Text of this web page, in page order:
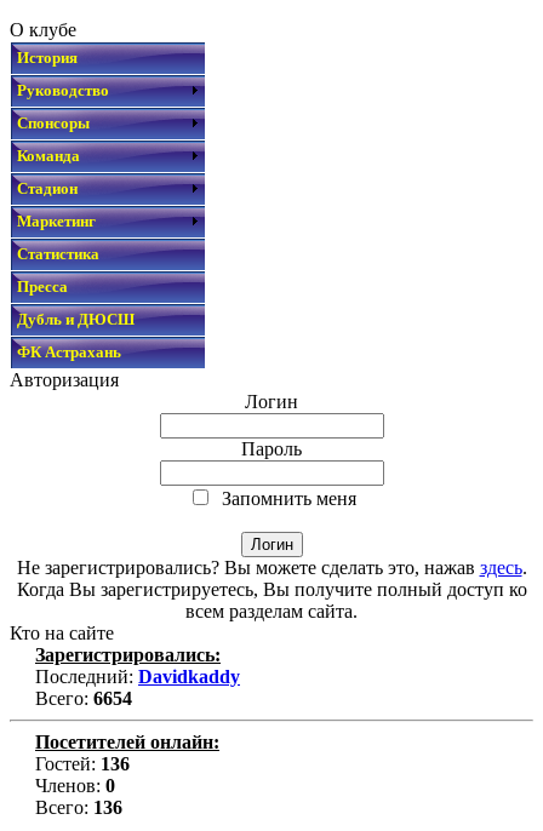
О клубе
История
Руководство
Спонсоры
Команда
Стадион
Маркетинг
Статистика
Пресса
Дубль и ДЮСШ
ФК Астрахань
Авторизация
Логин
Пароль
Запомнить меня
Не зарегистрировались? Вы можете сделать это, нажав здесь.
Когда Вы зарегистрируетесь, Вы получите полный доступ ко
всем разделам сайта.
Кто на сайте
Зарегистрировались:
Последний: Davidkaddy
Всего: 6654
Посетителей онлайн:
Гостей: 136
Членов: 0
Всего: 136